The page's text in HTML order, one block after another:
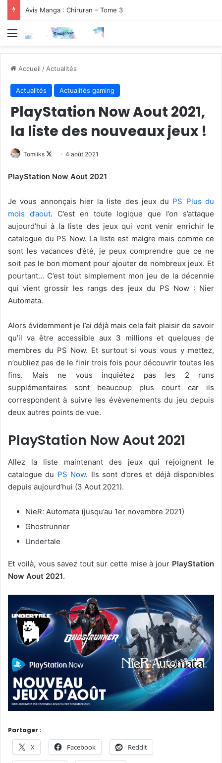
Avis Manga : Chiruran – Tome 3
Menu
Accueil / Actualités
Actualités Actualités gaming
PlayStation Now Aout 2021,
la liste des nouveaux jeux !
Tomiiks
Follow
X
4 août 2021
PlayStation Now Aout 2021
Je vous annonçais hier la liste des jeux du PS Plus du
mois d’aout. C’est en toute logique que l’on s’attaque
aujourd’hui à la liste des jeux qui vont venir enrichir le
catalogue du PS Now. La liste est maigre mais comme ce
sont les vacances d’été, je peux comprendre que ce ne
soit pas le bon moment pour ajouter de nombreux jeux. Et
pourtant… C’est tout simplement mon jeu de la décennie
qui vient grossir les rangs des jeux du PS Now : Nier
Automata.
Alors évidemment je l’ai déjà mais cela fait plaisir de savoir
qu’il va être accessible aux 3 millions et quelques de
membres du PS Now. Et surtout si vous vous y mettez,
n’oubliez pas de le finir trois fois pour découvrir toutes les
fins. Mais ne vous inquiétez pas les 2 runs
supplémentaires sont beaucoup plus court car ils
correspondent à suivre les évèvenements du jeu depuis
deux autres points de vue.
PlayStation Now Aout 2021
Allez la liste maintenant des jeux qui rejoignent le
catalogue du PS Now. Ils sont d’ores et déjà disponibles
depuis aujourd’hui (3 Aout 2021).
NieR: Automata (jusqu’au 1er novembre 2021)
Ghostrunner
Undertale
Et voilà, vous savez tout sur cette mise à jour PlayStation
Now Aout 2021.
Partager :
X Facebook Reddit